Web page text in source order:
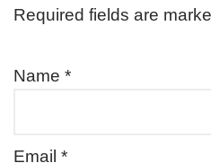
Required fields are
Name *
Email *